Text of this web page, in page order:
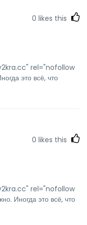
0 likes this
rel="nofollow
это всё, что
0 likes this
rel="nofollow
Иногда это всё, что